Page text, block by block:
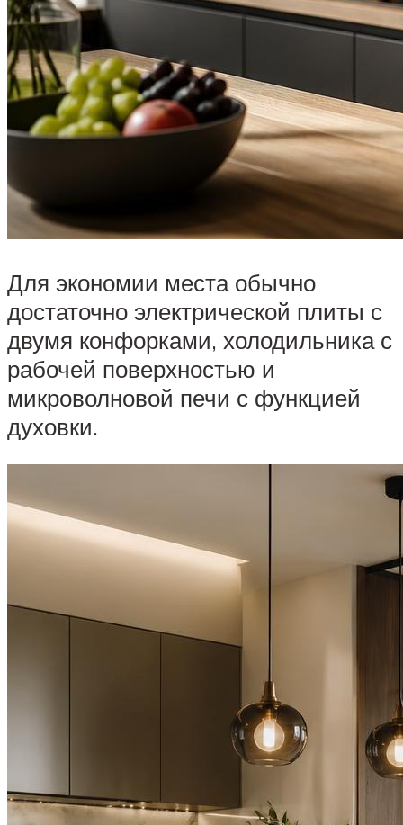
Для экономии места обычно
достаточно электрической плиты с
двумя конфорками, холодильника с
рабочей поверхностью и
микроволновой печи с функцией
духовки.